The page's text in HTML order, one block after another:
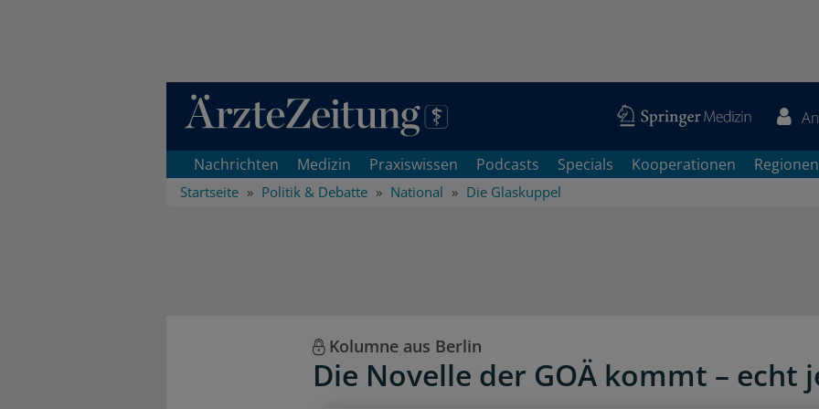
Direkt zum Inhaltsbereich
Nachrichten Medizin Praxiswissen Podcasts Specials Kooperationen Regionen
Startseite Politik & Debatte National Die Glaskuppel
Kolumne aus Berlin
Die Novelle der GOÄ kommt – echt